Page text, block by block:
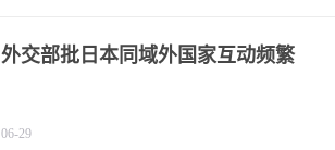
外交部批日本同域外国家互动频繁
06-29